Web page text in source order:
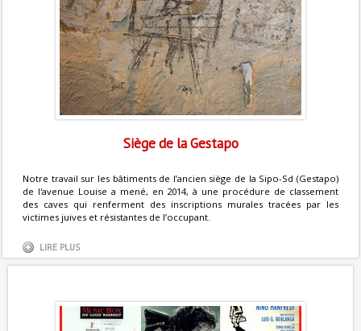
Siège de la Gestapo
Notre travail sur les bâtiments de l’ancien siège de la Sipo-Sd (Gestapo)
de l'avenue Louise a mené, en 2014, à une procédure de classement
des caves qui renferment des inscriptions murales tracées par les
victimes juives et résistantes de l’occupant.
LIRE PLUS